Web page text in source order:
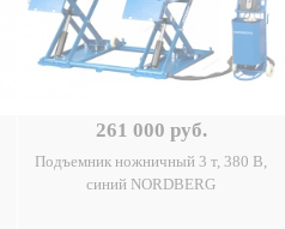
261 000 руб.
Подъемник ножничный 3 т, 380 В,
синий NORDBERG